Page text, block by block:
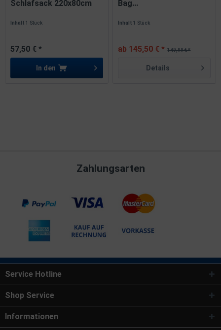
Schlafsack 220x80cm
Inhalt1 Stück
57,50 € *
In den
Bag...
Inhalt1 Stück
149,99 € *
ab 145,50 € *
Details
Zahlungsarten
Service Hotline
Shop Service
Informationen